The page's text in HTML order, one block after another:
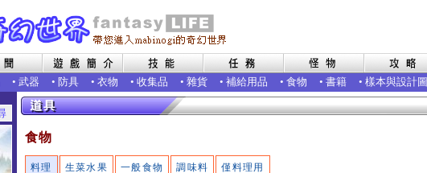
• 武器 • 防具 • 衣物 • 收集品 • 雜貨 • 補給用品 • 食物 • 書籍 • 樣本與設計圖
食物
料理 生菜水果 一般食物 調味料 僅料理用